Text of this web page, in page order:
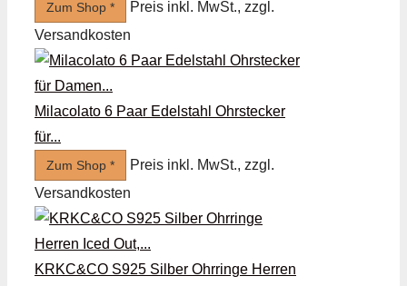
Zum Shop *
Preis inkl. MwSt., zzgl.
Versandkosten
Milacolato 6 Paar Edelstahl Ohrstecker
für...
Zum Shop *
Preis inkl. MwSt., zzgl.
Versandkosten
KRKC&CO S925 Silber Ohrringe Herren